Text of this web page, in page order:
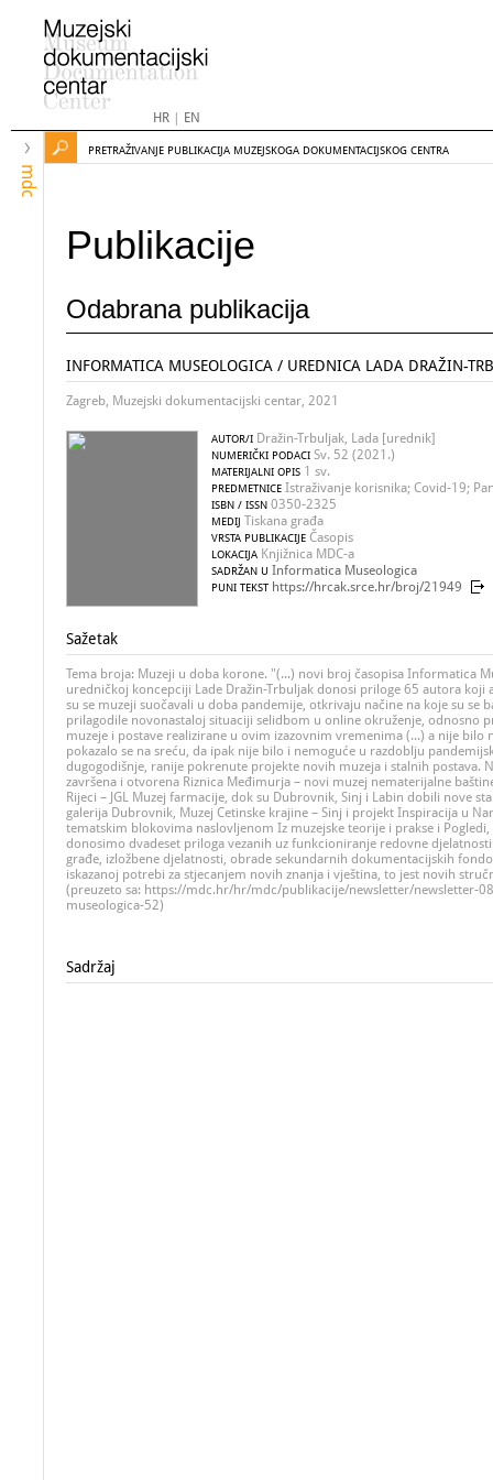
HR| EN
mdc
PRETRAŽIVANJE PUBLIKACIJA MUZEJSKOGA DOKUMENTACIJSKOG CENTRA
Publikacije
Odabrana publikacija
INFORMATICA MUSEOLOGICA / UREDNICA LADA DRAŽIN-
Zagreb, Muzejski dokumentacijski centar, 2021
AUTOR/I Dražin-Trbuljak, Lada [urednik]
NUMERIČKI PODACI Sv. 52 (2021.)
MATERIJALNI OPIS 1 sv.
PREDMETNICE Istraživanje korisnika; Covid-19;
ISBN / ISSN 0350-2325
MEDIJ Tiskana građa
VRSTA PUBLIKACIJE Časopis
LOKACIJA Knjižnica MDC-a
SADRŽAN U Informatica Museologica
PUNI TEKST https://hrcak.srce.hr/broj/21949
Sažetak
Tema broja: Muzeji u doba korone. "(...) novi broj časopisa Informatica
uredničkoj koncepciji Lade Dražin-Trbuljak donosi priloge 65 autora koji
su se muzeji suočavali u doba pandemije, otkrivaju načine na koje su se
prilagodile novonastaloj situaciji selidbom u online okruženje, odnosno
muzeje i postave realizirane u ovim izazovnim vremenima (...) a nije bilo
pokazalo se na sreću, da ipak nije bilo i nemoguće u razdoblju
dugogodišnje, ranije pokrenute projekte novih muzeja i stalnih postava.
završena i otvorena Riznica Međimurja – novi muzej nematerijalne
Rijeci – JGL Muzej farmacije, dok su Dubrovnik, Sinj i Labin dobili nove
galerija Dubrovnik, Muzej Cetinske krajine – Sinj i projekt Inspiracija u
tematskim blokovima naslovljenom Iz muzejske teorije i prakse i Pogledi,
donosimo dvadeset priloga vezanih uz funkcioniranje redovne
građe, izložbene djelatnosti, obrade sekundarnih dokumentacijskih
iskazanoj potrebi za stjecanjem novih znanja i vještina, to jest novih
(preuzeto sa: https://mdc.hr/hr/mdc/publikacije/newsletter/newsletter-
museologica-52)
Sadržaj